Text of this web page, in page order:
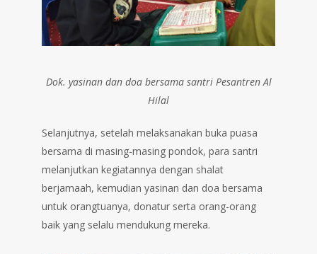
Dok. yasinan dan doa bersama santri Pesantren Al
Hilal
Selanjutnya, setelah melaksanakan buka puasa
bersama di masing-masing pondok, para santri
melanjutkan kegiatannya dengan shalat
berjamaah, kemudian yasinan dan doa bersama
untuk orangtuanya, donatur serta orang-orang
baik yang selalu mendukung mereka.